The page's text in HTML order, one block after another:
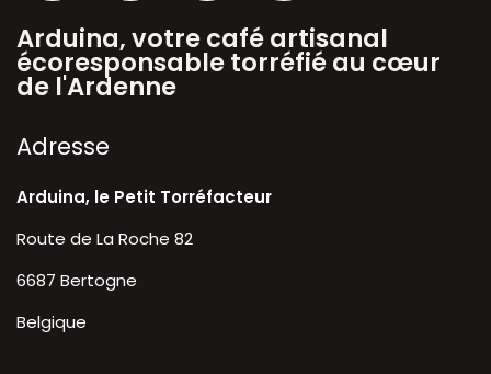
Arduina, votre café artisanal
écoresponsable torréfié au cœur
de l'Ardenne
A​dresse
Arduina, le Petit Torréfacteur
Route de La Roche 82
6687 Bertogne
Belgique